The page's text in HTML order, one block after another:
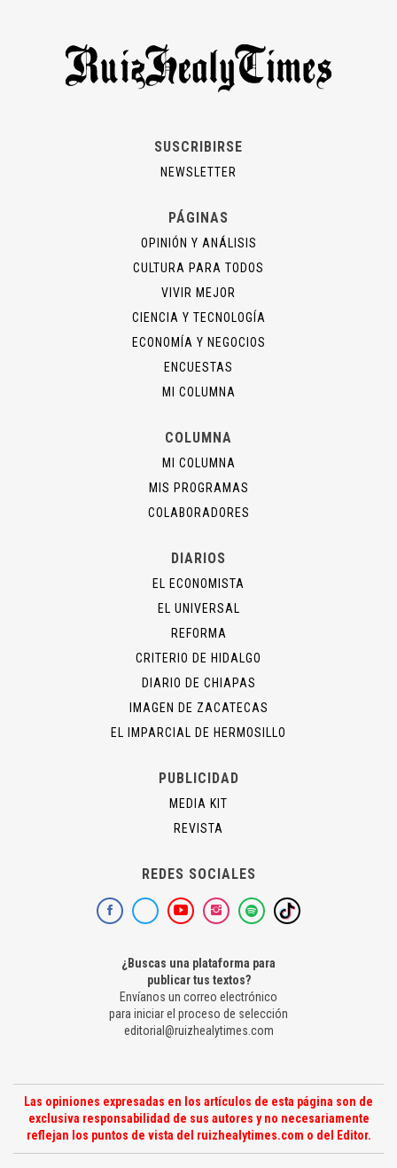
SUSCRIBIRSE
NEWSLETTER
PÁGINAS
OPINIÓN Y ANÁLISIS
CULTURA PARA TODOS
VIVIR MEJOR
CIENCIA Y TECNOLOGÍA
ECONOMÍA Y NEGOCIOS
ENCUESTAS
MI COLUMNA
COLUMNA
MI COLUMNA
MIS PROGRAMAS
COLABORADORES
DIARIOS
EL ECONOMISTA
EL UNIVERSAL
REFORMA
CRITERIO DE HIDALGO
DIARIO DE CHIAPAS
IMAGEN DE ZACATECAS
EL IMPARCIAL DE HERMOSILLO
PUBLICIDAD
MEDIA KIT
REVISTA
REDES SOCIALES
¿Buscas una plataforma para
publicar tus textos?
Envíanos un correo electrónico
para iniciar el proceso de selección
editorial@ruizhealytimes.com
Las opiniones expresadas en los artículos de esta página son de
exclusiva responsabilidad de sus autores y no necesariamente
reflejan los puntos de vista del ruizhealytimes.com o del Editor.